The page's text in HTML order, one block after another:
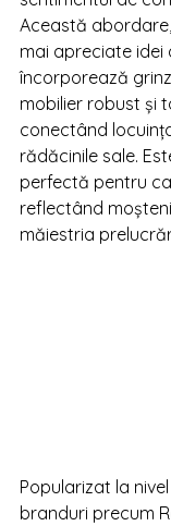
Această
mai apreciate idei
încorporează
mobilier robust și
conectând
rădăcinile sale.
perfectă pentru
reflectând
măiestria
Popularizat la
branduri precum